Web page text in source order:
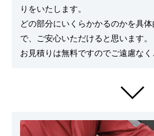
りをいたします。
どの部分にいくらかかるのかを具
で、ご安心いただけると思います。
お見積りは無料ですのでご遠慮なく